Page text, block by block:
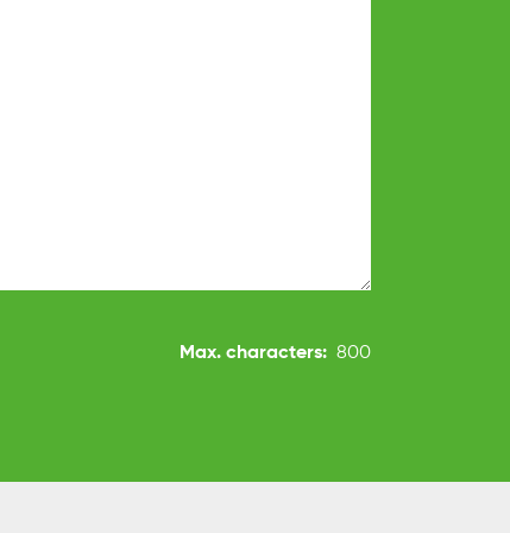
Max. characters: 800